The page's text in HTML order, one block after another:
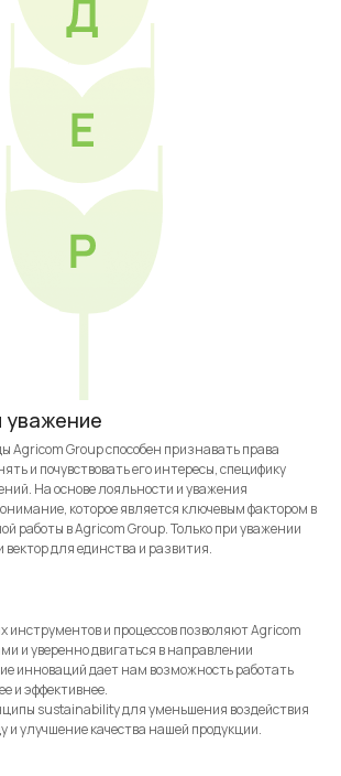
уважение
Agricom Group способен признавать права
и почувствовать его интересы, специфику
На основе лояльности и уважения
которое является ключевым фактором в
работы в Agricom Group. Только при уважении
для единства и развития.
инструментов и процессов позволяют Agricom
и уверенно двигаться в направлении
инноваций дает нам возможность работать
и эффективнее.
sustainability для уменьшения воздействия
и улучшение качества нашей продукции.